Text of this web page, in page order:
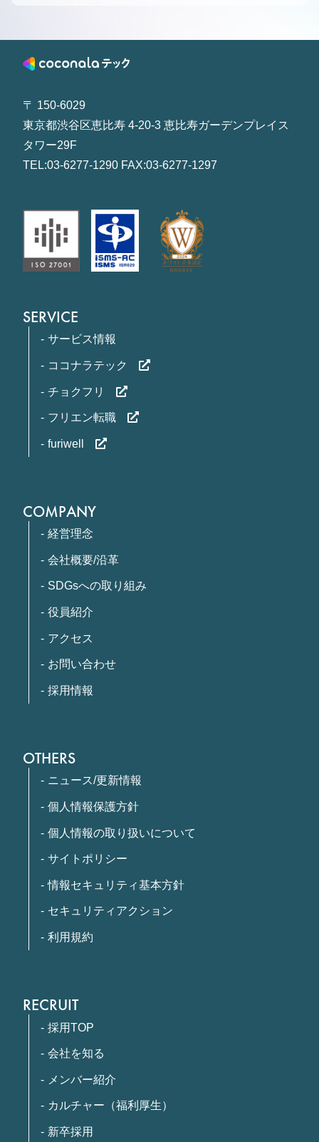
〒 150-6029
東京都渋谷区恵比寿 4-20-3 恵比寿ガーデンプレイス
タワー29F
TEL:03-6277-1290 FAX:03-6277-1297
SERVICE
サービス情報
ココナラテック
チョクフリ
フリエン転職
furiwell
COMPANY
経営理念
会社概要/沿革
SDGsへの取り組み
役員紹介
アクセス
お問い合わせ
採用情報
OTHERS
ニュース/更新情報
個人情報保護方針
個人情報の取り扱いについて
サイトポリシー
情報セキュリティ基本方針
セキュリティアクション
利用規約
RECRUIT
採用TOP
会社を知る
メンバー紹介
カルチャー（福利厚生）
新卒採用